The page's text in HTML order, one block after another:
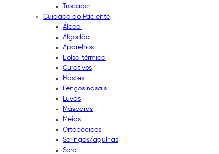
Trocador
Cuidado ao Paciente
Álcool
Algodão
Aparelhos
Bolsa térmica
Curativos
Hastes
Lenços nasais
Luvas
Máscaras
Meias
Ortopédicos
Seringas/agulhas
Soro